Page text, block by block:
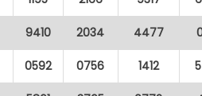
9410 2034 4477
0592 0756 1412